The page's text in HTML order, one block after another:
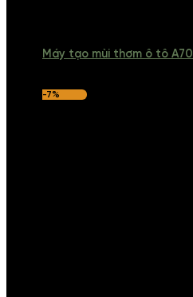
Máy tạo mùi thơm ô tô A70
-7%